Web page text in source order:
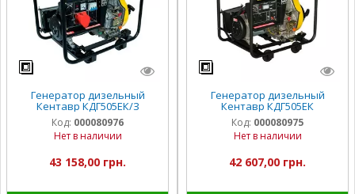
Генератор дизельный
Кентавр КДГ505EК/З
Код: 000080976
Нет в наличии
43 158,00 грн.
Генератор дизельный
Кентавр КДГ505EК
Код: 000080975
Нет в наличии
42 607,00 грн.